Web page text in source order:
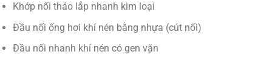
Khớp nối tháo lắp nhanh kim loại
Đầu nối ống hơi khí nén bằng nhựa (cút nối)
Đầu nối nhanh khí nén có gen vặn